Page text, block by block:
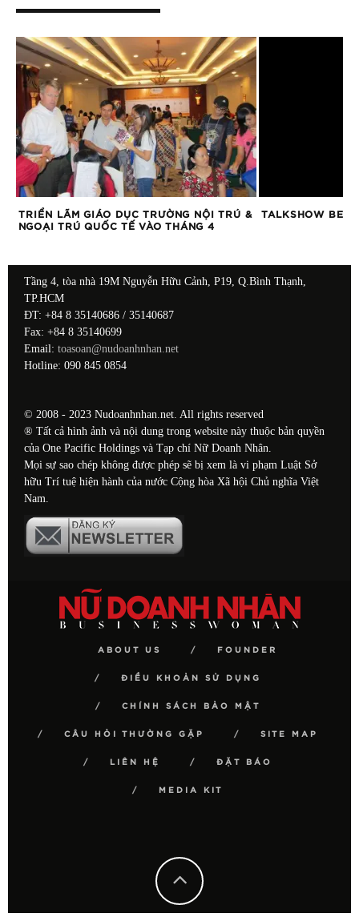
TRIỂN LÃM GIÁO DỤC TRƯỜNG NỘI TRÚ &
NGOẠI TRÚ QUỐC TẾ VÀO THÁNG 4
TALKSHOW
Tầng 4, tòa nhà 19M Nguyễn Hữu Cảnh, P19, Q.Bình Thạnh,
TP.HCM
ĐT: +84 8 35140686 / 35140687
Fax: +84 8 35140699
Email: toasoan@nudoanhnhan.net
Hotline: 090 845 0854
© 2008 - 2023 Nudoanhnhan.net. All rights reserved
® Tất cả hình ảnh và nội dung trong website này thuộc bản quyền
của One Pacific Holdings và Tạp chí Nữ Doanh Nhân.
Mọi sự sao chép không được phép sẽ bị xem là vi phạm Luật Sở
hữu Trí tuệ hiện hành của nước Cộng hòa Xã hội Chủ nghĩa Việt
Nam.
ABOUT US FOUNDER
ĐIỀU KHOẢN SỬ DỤNG
CHÍNH SÁCH BẢO MẬT
CÂU HỎI THƯỜNG GẶP SITE MAP
LIÊN HỆ ĐẶT BÁO
MEDIA KIT